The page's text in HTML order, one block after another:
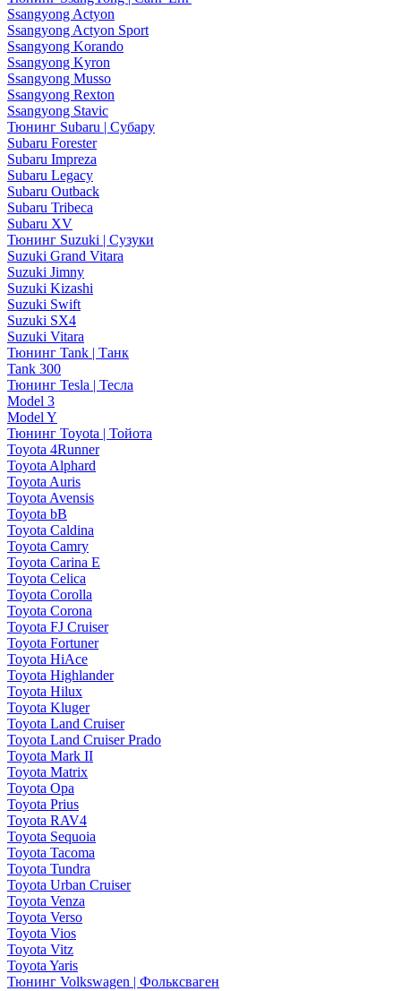
Ssangyong Actyon
Ssangyong Actyon Sport
Ssangyong Korando
Ssangyong Kyron
Ssangyong Musso
Ssangyong Rexton
Ssangyong Stavic
Тюнинг Subaru | Субару
Subaru Forester
Subaru Impreza
Subaru Legacy
Subaru Outback
Subaru Tribeca
Subaru XV
Тюнинг Suzuki | Сузуки
Suzuki Grand Vitara
Suzuki Jimny
Suzuki Kizashi
Suzuki Swift
Suzuki SX4
Suzuki Vitara
Тюнинг Tank | Танк
Tank 300
Тюнинг Tesla | Тесла
Model 3
Model Y
Тюнинг Toyota | Тойота
Toyota 4Runner
Toyota Alphard
Toyota Auris
Toyota Avensis
Toyota bB
Toyota Caldina
Toyota Camry
Toyota Carina E
Toyota Celica
Toyota Corolla
Toyota Corona
Toyota FJ Cruiser
Toyota Fortuner
Toyota HiAce
Toyota Highlander
Toyota Hilux
Toyota Kluger
Toyota Land Cruiser
Toyota Land Cruiser Prado
Toyota Mark II
Toyota Matrix
Toyota Opa
Toyota Prius
Toyota RAV4
Toyota Sequoia
Toyota Tacoma
Toyota Tundra
Toyota Urban Cruiser
Toyota Venza
Toyota Verso
Toyota Vios
Toyota Vitz
Toyota Yaris
Тюнинг Volkswagen | Фольксваген